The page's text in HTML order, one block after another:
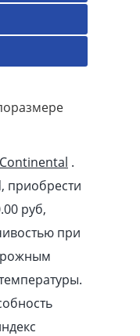
Continental .
приобрести
pуб,
при